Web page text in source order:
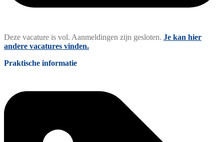
Deze vacature is vol. Aanmeldingen zijn gesloten. Je kan hier
andere vacatures vinden.
Praktische informatie